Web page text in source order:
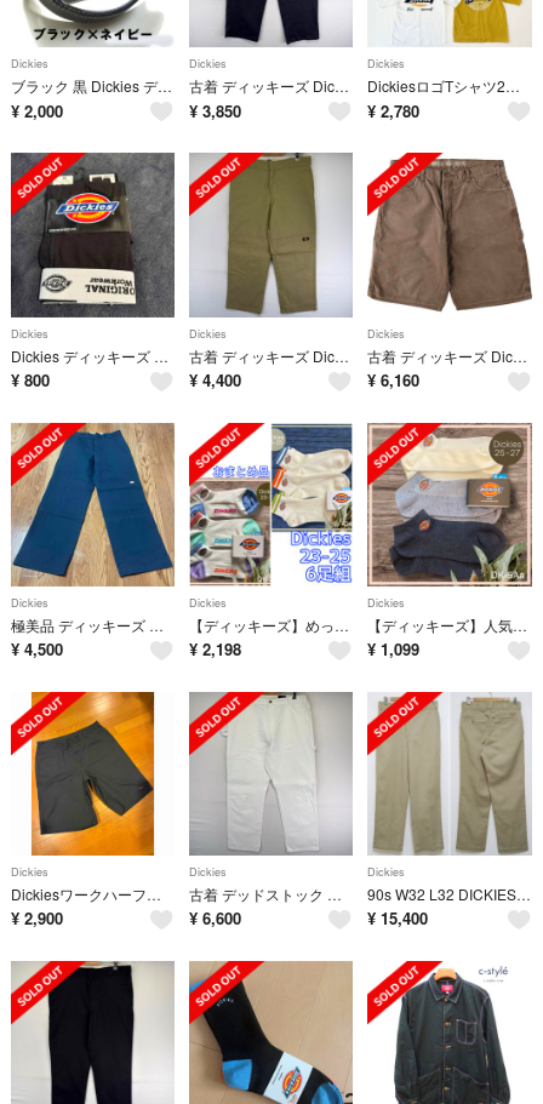
Dickies
ブラック 黒 Dickies ディッキーズ 068 バイカラー 40mm ベルト
¥ 2,000
Dickies
古着 ディッキーズ Dickies パンツ ダブルニー ワンポイント ジップ ツールポケット 大きいサイズ w40 L30 ブラック系 メンズ
¥ 3,850
Dickies
DickiesロゴTシャツ2枚セットバックロゴ刺繍 サイズ違いセット2色カラー
¥ 2,780
Dickies
Dickies ディッキーズ 前閉じ ボクサーパンツ Mサイズ ブラック
¥ 800
Dickies
古着 ディッキーズ Dickies パンツ ダブルニー ツールポケット ジッパーフライ ワンポイントロゴ w36 L30 ベージュ系 メンズ
¥ 4,400
Dickies
古着 ディッキーズ Dickies RELAXED ダック地ペインターショーツ ハーフパンツ メンズw36相当/eaa656828
¥ 6,160
Dickies
極美品 ディッキーズ ダブルニー ルーズフィット W30 紺 ネイビー
¥ 4,500
Dickies
【ディッキーズ】めっちゃ可愛いソックスおまとめ‼️レディース靴下 6足組
¥ 2,198
Dickies
【ディッキーズ】人気のメンズサマーソックス 3足組
¥ 1,099
Dickies
Dickiesワークハーフパンツ超大きいsize W42 used 紺
¥ 2,900
Dickies
古着 デッドストック ディッキーズ Dickies パンツ ワンポイントロゴ タグ付 ペインター ハンマーループ w40 L30 ホワイト系 メンズ
¥ 6,600
Dickies
90s W32 L32 DICKIES ワークパンツ 874 カーキ USA製
¥ 15,400